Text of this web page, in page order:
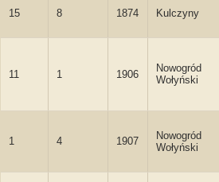
15 8 1874 Kulczyny
11 1 1906
Nowogród
Wołyński
1 4 1907
Nowogród
Wołyński